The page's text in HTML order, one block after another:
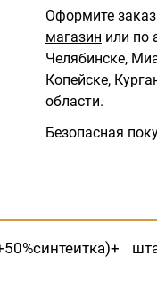
Оформите
магазин или по
Челябинске,
Копейске,
области.
Безопасная